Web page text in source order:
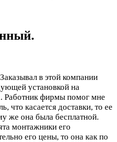
Заказывал в этой компании
установкой на
Работник фирмы помог мне
что касается доставки, то ее
же она была бесплатной.
монтажники его
его цены, то она как по